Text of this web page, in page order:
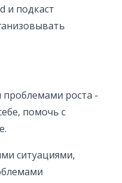
и подкаст
роста -
помочь с
ситуациями,